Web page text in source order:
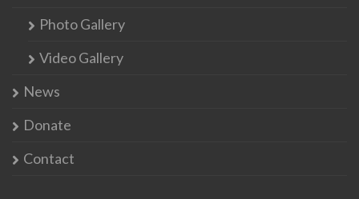
Photo Gallery
Video Gallery
News
Donate
Contact